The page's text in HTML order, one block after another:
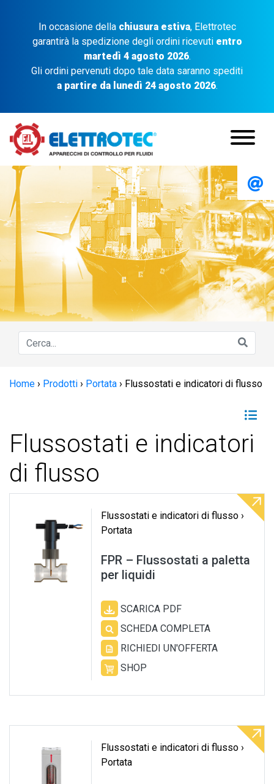
In occasione della chiusura estiva, Elettrotec
garantirà la spedizione degli ordini ricevuti entro
martedì 4 agosto 2026.
Gli ordini pervenuti dopo tale data saranno spediti
a partire da lunedì 24 agosto 2026.
Home › Prodotti › Portata › Flussostati e indicatori di flusso
Flussostati e indicatori
di flusso
Flussostati e indicatori di flusso ›
Portata
FPR – Flussostati a paletta
per liquidi
SCARICA PDF
SCHEDA COMPLETA
RICHIEDI UN'OFFERTA
SHOP
Flussostati e indicatori di flusso ›
Portata